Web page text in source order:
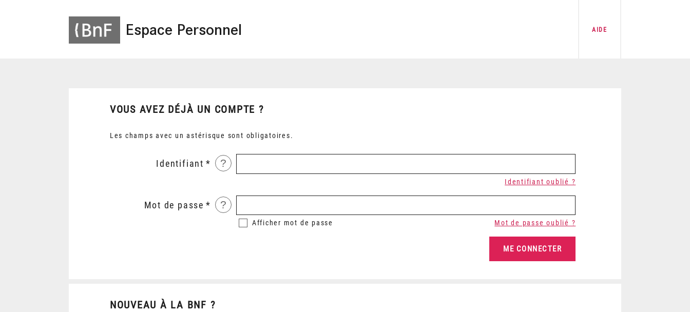
Espace Personnel AIDE
VOUS AVEZ DÉJÀ UN COMPTE ?
Les champs avec un astérisque sont obligatoires.
Identifiant ?
Identifiant oublié ?
Mot de passe ?
Afficher mot de passe Mot de passe oublié ?
NOUVEAU À LA BNF ?